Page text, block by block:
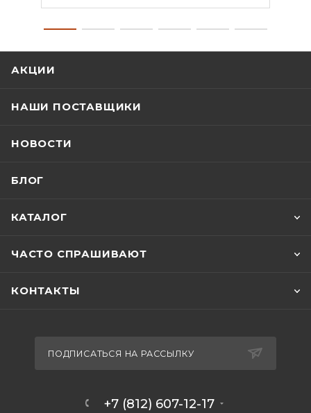
АКЦИИ
НАШИ ПОСТАВЩИКИ
НОВОСТИ
БЛОГ
КАТАЛОГ
ЧАСТО СПРАШИВАЮТ
КОНТАКТЫ
ПОДПИСАТЬСЯ НА РАССЫЛКУ
+7 (812) 607-12-17